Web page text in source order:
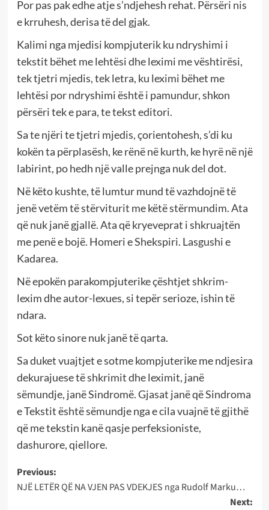
Por pas pak edhe atje s’ndjehesh rehat. Përsëri nis
e krruhesh, derisa të del gjak.
Kalimi nga mjedisi kompjuterik ku ndryshimi i
tekstit bëhet me lehtësi dhe leximi me vështirësi,
tek tjetri mjedis, tek letra, ku leximi bëhet me
lehtësi por ndryshimi është i pamundur, shkon
përsëri tek e para, te tekst editori.
Sa te njëri te tjetri mjedis, çorientohesh, s’di ku
kokën ta përplasësh, ke rënë në kurth, ke hyrë në një
labirint, po hedh një valle prejnga nuk del dot.
Në këto kushte, të lumtur mund të vazhdojnë të
jenë vetëm të stërviturit me këtë stërmundim. Ata
që nuk janë gjallë. Ata që kryeveprat i shkruajtën
me penë e bojë. Homeri e Shekspiri. Lasgushi e
Kadarea.
Në epokën parakompjuterike çështjet shkrim-
lexim dhe autor-lexues, si tepër serioze, ishin të
ndara.
Sot këto sinore nuk janë të qarta.
Sa duket vuajtjet e sotme kompjuterike me ndjesira
dekurajuese të shkrimit dhe leximit, janë
sëmundje, janë Sindromë. Gjasat janë që Sindroma
e Tekstit është sëmundje nga e cila vuajnë të gjithë
që me tekstin kanë qasje perfeksioniste,
dashurore, qiellore.
Post
navigation
Previous:
NJË LETËR QË NA VJEN PAS VDEKJES nga Rudolf Marku…
Next: